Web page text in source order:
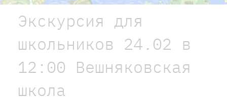
Экскурсия для
школьников 24.02 в
12:00 Вешняковская
школа